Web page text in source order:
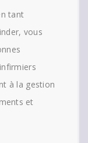
tant
vous
à la gestion
et